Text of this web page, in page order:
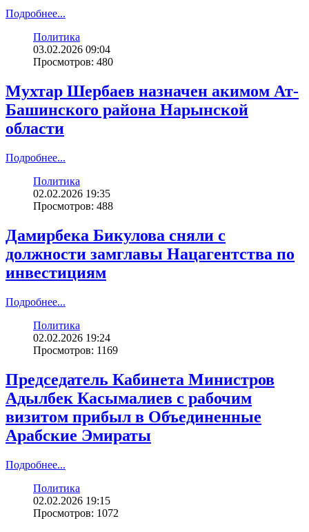
Подробнее...
Политика
03.02.2026 09:04
Просмотров: 480
Мухтар Шербаев назначен акимом Ат-
Башинского района Нарынской
области
Подробнее...
Политика
02.02.2026 19:35
Просмотров: 488
Дамирбека Бикулова сняли с
должности замглавы Нацагентства по
инвестициям
Подробнее...
Политика
02.02.2026 19:24
Просмотров: 1169
Председатель Кабинета Министров
Адылбек Касымалиев с рабочим
визитом прибыл в Объединенные
Арабские Эмираты
Подробнее...
Политика
02.02.2026 19:15
Просмотров: 1072